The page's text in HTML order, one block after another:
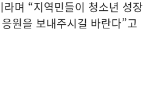
며 “지역민들이 청소년 성장
원을 보내주시길 바란다”고